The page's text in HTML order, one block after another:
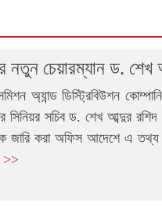
নতুন চেয়ারম্যান ড. শেখ
অ্যান্ড ডিস্ট্রিবিউশন
সিনিয়র সচিব ড. শেখ আব্দুর
জারি করা অফিস আদেশে এ
>>